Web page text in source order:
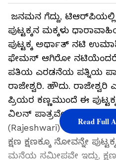
ಜನಮನ ಗೆದ್ದು,
ಪುಟ್ಟಕ್ಕನ ಮಕ್ಕಳು
ಪುಟ್ಟಕ್ಕ ಅರ್ಥಾತ್​ ನಟಿ
ಫೇಮಸ್​ ಆಗಿರೋ ನಟಿಯೆಂದರೆ
ಪತಿಯ ಎರಡನೆಯ ಪತ್ನಿಯ
ರಾಜೇಶ್ವರಿ. ಹೌದು. ರಾಜೇಶ್ವರಿ
ಪ್ರಿಯರ ಕಣ್ಣಮುಂದೆ ಈ
ವಿಲನ್​ ಪಾತ್ರವೇ
(Rajeshwari) ಪಾತ್ರ ಜೀವ
ಕ್ಷಣ ಕ್ಷಣಕ್ಕೂ ನೋವನ್ನೇ
ಮನೆಯ ಸಮೀಪವೇ ಇದ್ದು, ಕ್ಷಣ
Read Full